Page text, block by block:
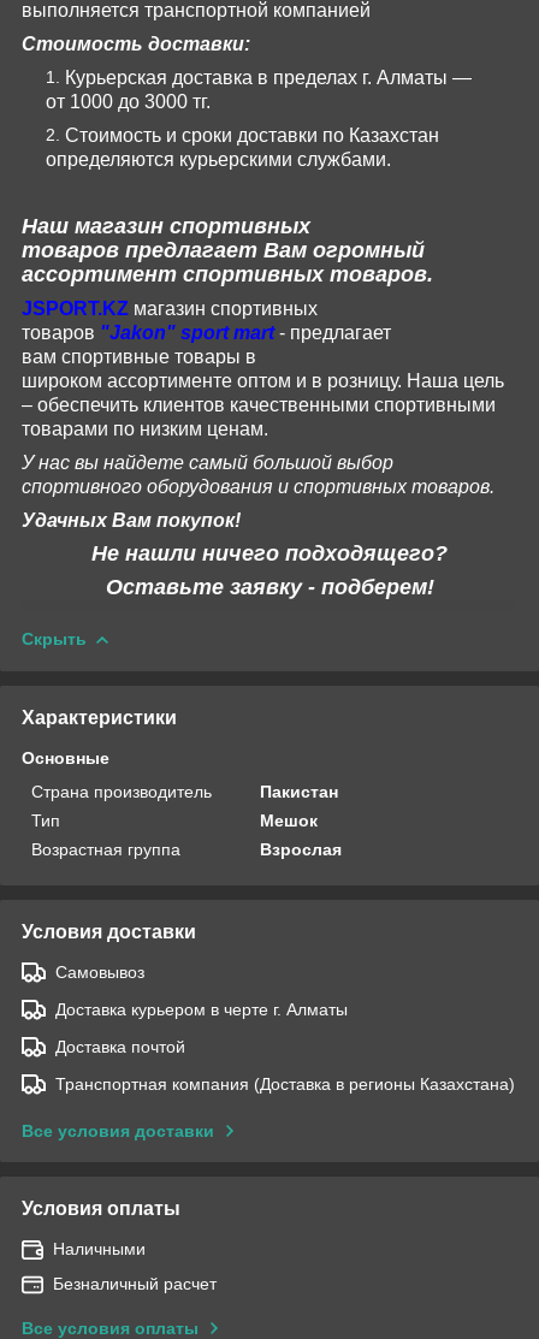
выполняется транспортной компанией
Стоимость доставки:
Курьерская доставка в пределах г. Алматы —
от 1000 до 3000 тг.
Стоимость и сроки доставки по Казахстан
определяются курьерскими службами.
Наш магазин спортивных
товаров предлагает Вам огромный
ассортимент спортивных товаров.
JSPORT.KZ магазин спортивных
товаров "Jakon" sport mart - предлагает
вам спортивные товары в
широком ассортименте оптом и в розницу. Наша цель
– обеспечить клиентов качественными спортивными
товарами по низким ценам.
У нас вы найдете самый большой выбор
спортивного оборудования и спортивных товаров.
Удачных Вам покупок!
Не нашли ничего подходящего?
Оставьте заявку - подберем!
Скрыть
Характеристики
Основные
Страна производитель
Пакистан
Тип
Мешок
Возрастная группа
Взрослая
Условия доставки
Самовывоз
Доставка курьером в черте г. Алматы
Доставка почтой
Транспортная компания (Доставка в регионы Казахстана)
Все условия доставки
Условия оплаты
Наличными
Безналичный расчет
Все условия оплаты